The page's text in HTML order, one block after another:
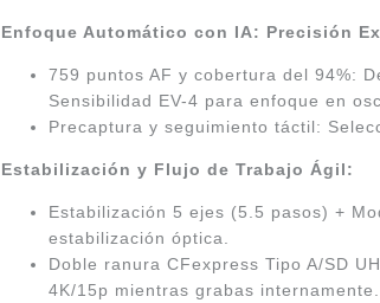
Enfoque Automático con IA: Precisión
759 puntos AF y cobertura del 94%:
Sensibilidad EV-4 para enfoque en
Precaptura y seguimiento táctil:
Estabilización y Flujo de Trabajo Ágil:
Estabilización 5 ejes (5.5 pasos) +
estabilización óptica.
Doble ranura CFexpress Tipo A/SD
4K/15p mientras grabas internamente.